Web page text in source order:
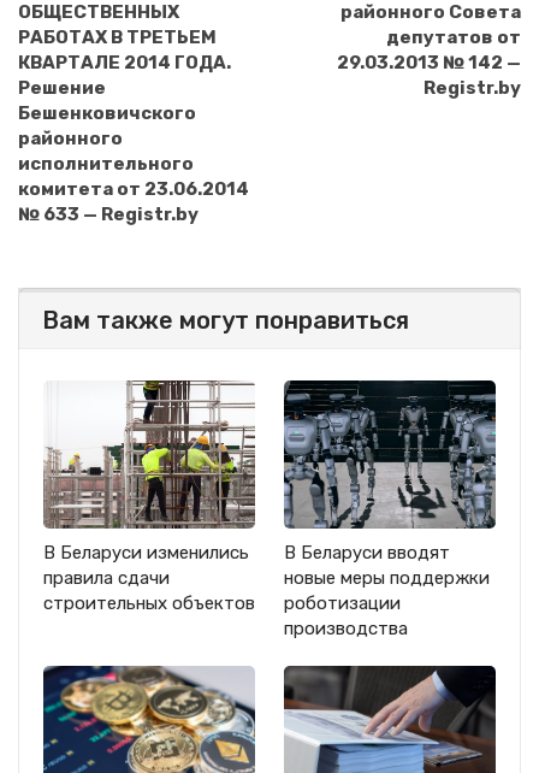
ОБЩЕСТВЕННЫХ
РАБОТАХ В ТРЕТЬЕМ
КВАРТАЛЕ 2014 ГОДА.
Решение
Бешенковичского
районного
исполнительного
комитета от 23.06.2014
№ 633 — Registr.by
районного Совета
депутатов от
29.03.2013 № 142 —
Registr.by
Вам также могут понравиться
В Беларуси изменились
правила сдачи
строительных объектов
В Беларуси вводят
новые меры поддержки
роботизации
производства